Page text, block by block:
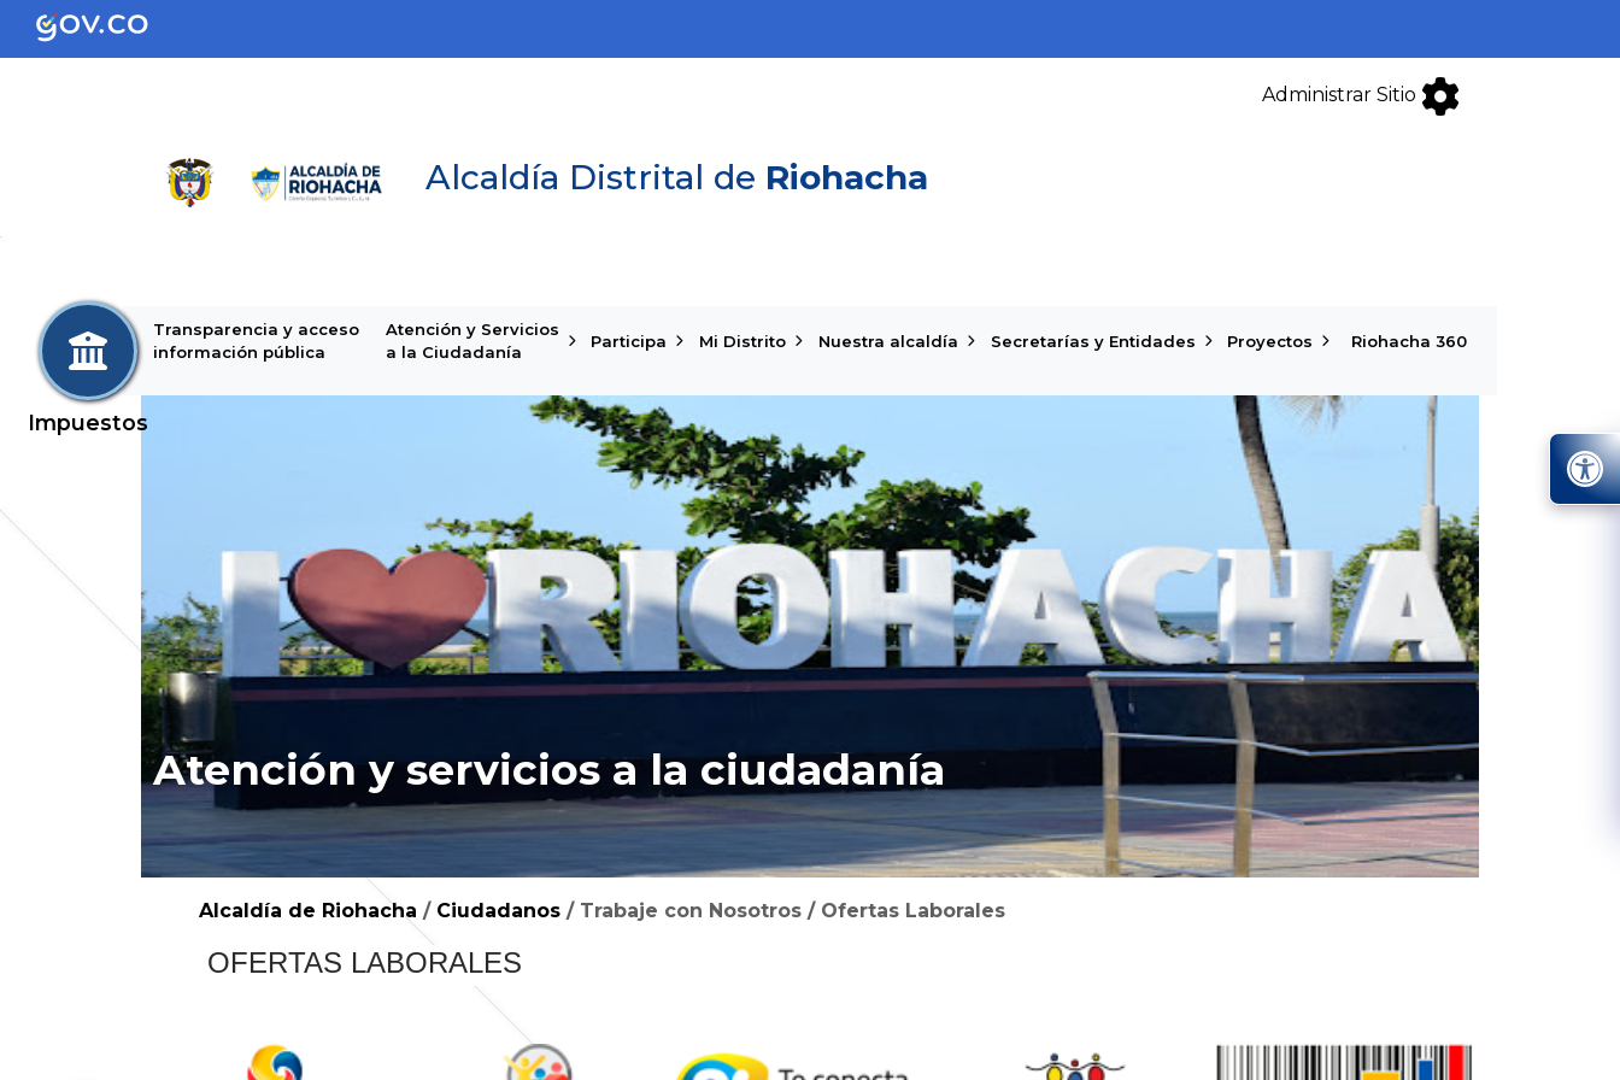
Alcaldía Distrital de Riohacha
Administrar Sitio
Transparencia y acceso
información pública
Atención y Servicios
a la Ciudadanía
Participa Mi Distrito Nuestra alcaldía Secretarías y Entidades Proyectos Riohacha 360
Atención y servicios a la ciudadanía
Alcaldía de Riohacha / Ciudadanos / Trabaje con Nosotros / Ofertas Laborales
OFERTAS LABORALES
Impuestos